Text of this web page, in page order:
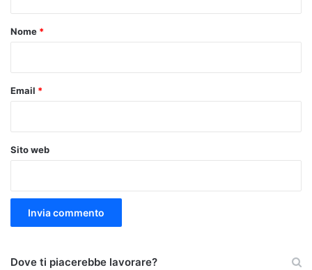
o
Nome *
Email *
Sito web
Dove ti piacerebbe lavorare?